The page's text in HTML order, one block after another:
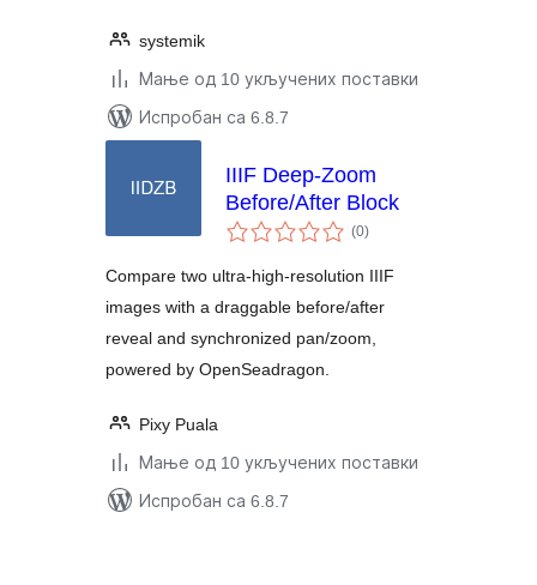
systemik
Мање од 10 укључених поставки
Испробан са 6.8.7
IIIF Deep-Zoom
Before/After Block
(0укупних
оцена
)
Compare two ultra-high-resolution IIIF
images with a draggable before/after
reveal and synchronized pan/zoom,
powered by OpenSeadragon.
Pixy Puala
Мање од 10 укључених поставки
Испробан са 6.8.7